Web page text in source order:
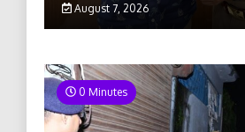
August 7, 2026
0 Minutes